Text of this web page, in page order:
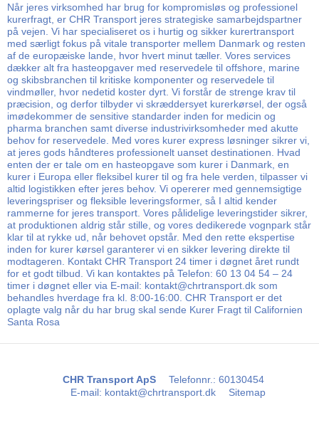
Når jeres virksomhed har brug for kompromisløs og professionel
kurerfragt, er CHR Transport jeres strategiske samarbejdspartner
på vejen. Vi har specialiseret os i hurtig og sikker kurertransport
med særligt fokus på vitale transporter mellem Danmark og resten
af de europæiske lande, hvor hvert minut tæller. Vores services
dækker alt fra hasteopgaver med reservedele til offshore, marine
og skibsbranchen til kritiske komponenter og reservedele til
vindmøller, hvor nedetid koster dyrt. Vi forstår de strenge krav til
præcision, og derfor tilbyder vi skræddersyet kurerkørsel, der også
imødekommer de sensitive standarder inden for medicin og
pharma branchen samt diverse industrivirksomheder med akutte
behov for reservedele. Med vores kurer express løsninger sikrer vi,
at jeres gods håndteres professionelt uanset destinationen. Hvad
enten der er tale om en hasteopgave som kurer i Danmark, en
kurer i Europa eller fleksibel kurer til og fra hele verden, tilpasser vi
altid logistikken efter jeres behov. Vi opererer med gennemsigtige
leveringspriser og fleksible leveringsformer, så I altid kender
rammerne for jeres transport. Vores pålidelige leveringstider sikrer,
at produktionen aldrig står stille, og vores dedikerede vognpark står
klar til at rykke ud, når behovet opstår. Med den rette ekspertise
inden for kurer kørsel garanterer vi en sikker levering direkte til
modtageren. Kontakt CHR Transport 24 timer i døgnet året rundt
for et godt tilbud. Vi kan kontaktes på Telefon: 60 13 04 54 – 24
timer i døgnet eller via E-mail: kontakt@chrtransport.dk som
behandles hverdage fra kl. 8:00-16:00. CHR Transport er det
oplagte valg når du har brug skal sende Kurer Fragt til Californien
Santa Rosa
CHR Transport ApS Telefonnr.: 60130454
E-mail: kontakt@chrtransport.dk Sitemap